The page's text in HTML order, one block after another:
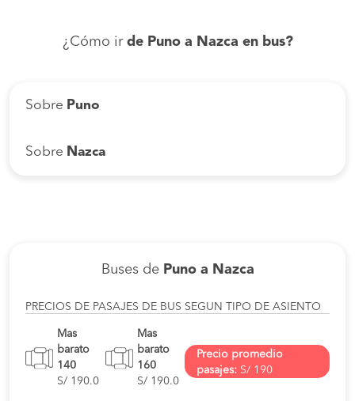
¿Cómo ir de Puno a Nazca en bus?
Sobre Puno
Sobre Nazca
Buses de Puno a Nazca
PRECIOS DE PASAJES DE BUS SEGUN TIPO DE ASIENTO
Mas
barato
140
S/ 190.0
Mas
barato
160
S/ 190.0
Precio promedio
pasajes: S/ 190